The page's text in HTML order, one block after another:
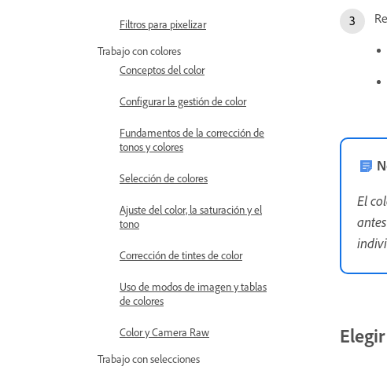
Filtros para pixelizar
Trabajo con colores
Conceptos del color
Configurar la gestión de color
Fundamentos de la corrección de
tonos y colores
Selección de colores
Ajuste del color, la saturación y el
tono
Corrección de tintes de color
Uso de modos de imagen y tablas
de colores
Color y Camera Raw
Trabajo con selecciones
El